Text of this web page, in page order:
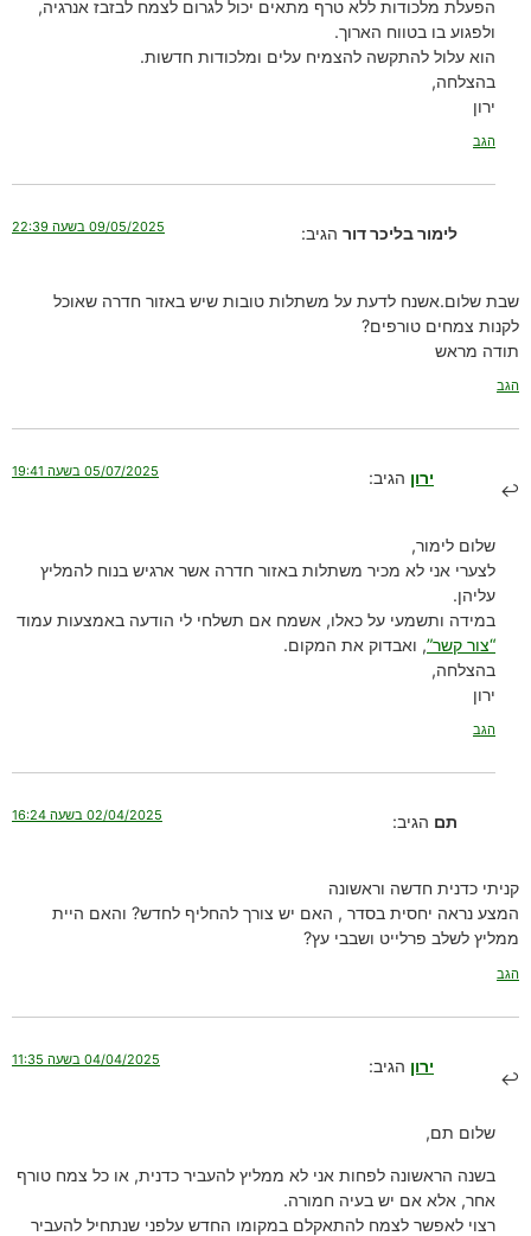
הפעלת מלכודות ללא טרף מתאים יכול לגרום לצמח לבזבז אנרגיה,
ולפגוע בו בטווח הארוך.
הוא עלול להתקשה להצמיח עלים ומלכודות חדשות.
בהצלחה,
ירון
הגב
לימור בליכר דור הגיב: 09/05/2025 בשעה 22:39
שבת שלום.אשנח לדעת על משתלות טובות שיש באזור חדרה שאוכל
לקנות צמחים טורפים?
תודה מראש
הגב
ירון הגיב: 05/07/2025 בשעה 19:41
שלום לימור,
לצערי אני לא מכיר משתלות באזור חדרה אשר ארגיש בנוח להמליץ
עליהן.
במידה ותשמעי על כאלו, אשמח אם תשלחי לי הודעה באמצעות עמוד
“צור קשר”, ואבדוק את המקום.
בהצלחה,
ירון
הגב
תם הגיב: 02/04/2025 בשעה 16:24
קניתי כדנית חדשה וראשונה
המצע נראה יחסית בסדר , האם יש צורך להחליף לחדש? והאם היית
ממליץ לשלב פרלייט ושבבי עץ?
הגב
ירון הגיב: 04/04/2025 בשעה 11:35
שלום תם,
בשנה הראשונה לפחות אני לא ממליץ להעביר כדנית, או כל צמח טורף
אחר, אלא אם יש בעיה חמורה.
רצוי לאפשר לצמח להתאקלם במקומו החדש עלפני שנתחיל להעביר